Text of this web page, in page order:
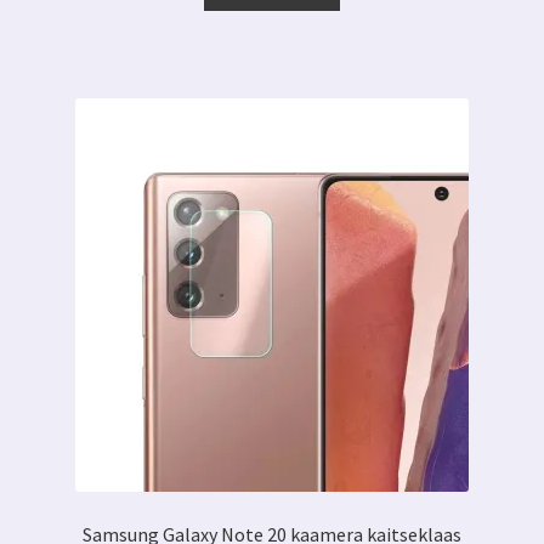
7.00 €. 3.99 €.
Samsung Galaxy Note 20 kaamera kaitseklaas